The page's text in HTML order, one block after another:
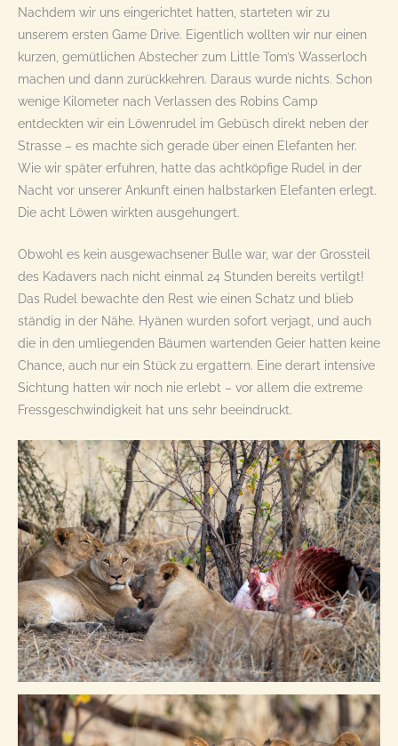
Nachdem wir uns eingerichtet hatten, starteten wir zu
unserem ersten Game Drive. Eigentlich wollten wir nur einen
kurzen, gemütlichen Abstecher zum Little Tom’s Wasserloch
machen und dann zurückkehren. Daraus wurde nichts. Schon
wenige Kilometer nach Verlassen des Robins Camp
entdeckten wir ein Löwenrudel im Gebüsch direkt neben der
Strasse – es machte sich gerade über einen Elefanten her.
Wie wir später erfuhren, hatte das achtköpfige Rudel in der
Nacht vor unserer Ankunft einen halbstarken Elefanten erlegt.
Die acht Löwen wirkten ausgehungert.
Obwohl es kein ausgewachsener Bulle war, war der Grossteil
des Kadavers nach nicht einmal 24 Stunden bereits vertilgt!
Das Rudel bewachte den Rest wie einen Schatz und blieb
ständig in der Nähe. Hyänen wurden sofort verjagt, und auch
die in den umliegenden Bäumen wartenden Geier hatten keine
Chance, auch nur ein Stück zu ergattern. Eine derart intensive
Sichtung hatten wir noch nie erlebt – vor allem die extreme
Fressgeschwindigkeit hat uns sehr beeindruckt.